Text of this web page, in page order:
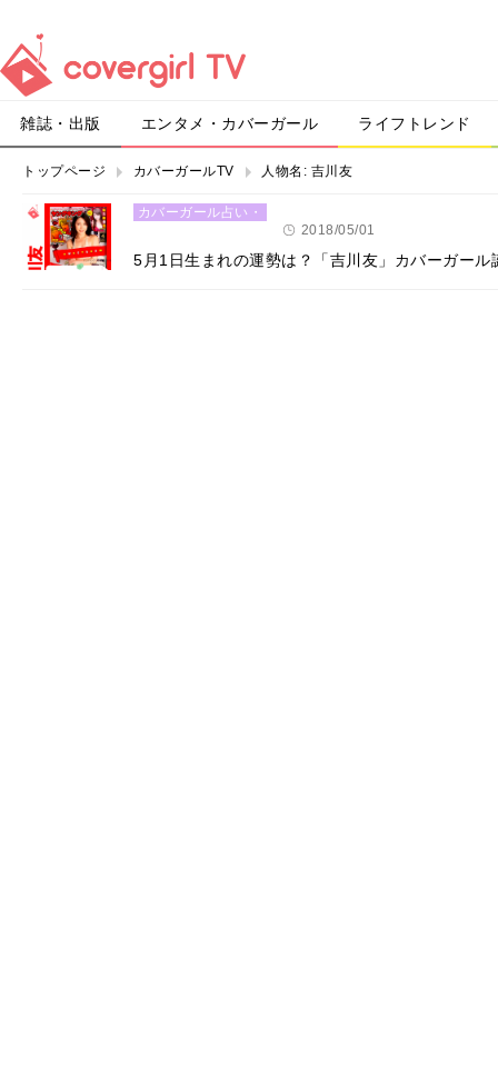
雑誌・出版 エンタメ・カバーガール ライフトレンド
トップページ カバーガールTV 人物名: 吉川友
カバーガール占い・
2018/05/01
5月1日生まれの運勢は？「吉川友」カバーガール